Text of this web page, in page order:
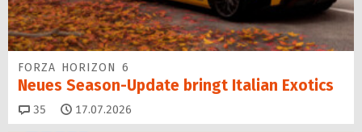
FORZA HORIZON 6
Neues Season-Update bringt Italian Exotics
35 Kommentare
17.07.2026